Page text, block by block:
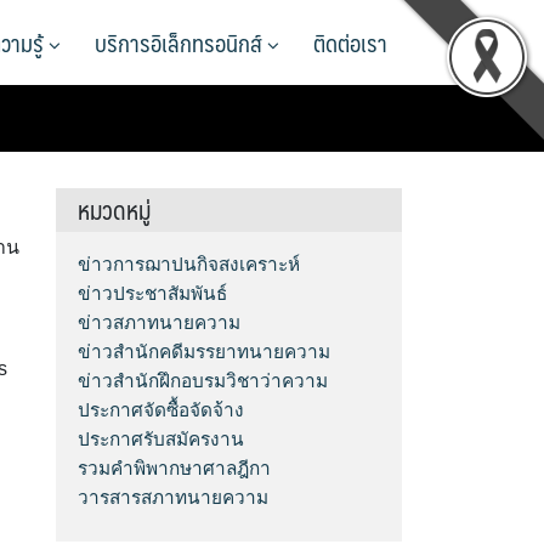
ามรู้ บริการอิเล็กทรอนิกส์ ติดต่อเรา
น
หมวดหมู่
ข่าวการฌาปนกิจสงเคราะห์
ข่าวประชาสัมพันธ์
ข่าวสภาทนายความ
ข่าวสำนักคดีมรรยาทนายความ
ข่าวสำนักฝึกอบรมวิชาว่าความ
ประกาศจัดซื้อจัดจ้าง
ประกาศรับสมัครงาน
รวมคำพิพากษาศาลฎีกา
วารสารสภาทนายความ